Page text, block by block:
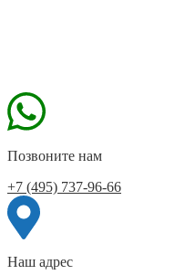
Позвоните нам
+7 (495) 737-96-66
Наш адрес